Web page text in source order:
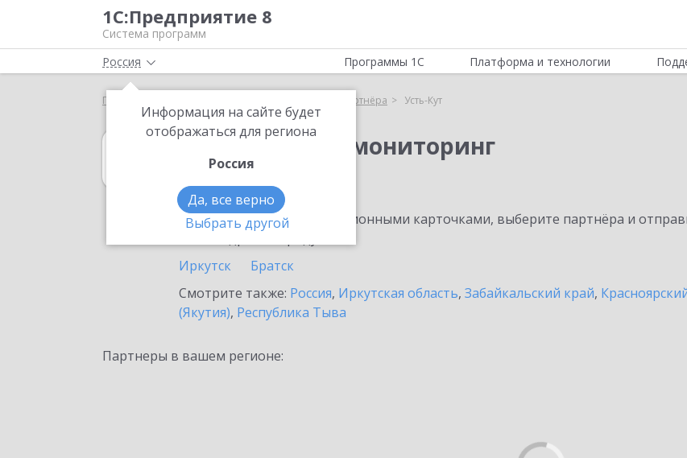
1С:Предприятие 8
Система программ
Россия
Информация на сайте будет
отображаться для региона
Россия
Да, все верно
Выбрать другой
Программы 1С Платформа и технологии
Главная Выбор партнёра Усть-Кут
1С:Налоговый мониторинг
в Усть-Куте
Ознакомьтесь с информационными карточками, выберите партнёра и
Иркутск
Братск
Смотрите также: Россия, Иркутская область, Забайкальский край,
(Якутия), Республика Тыва
Партнеры в вашем регионе: